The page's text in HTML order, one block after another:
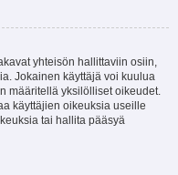
yhteisön hallittaviin osiin,
Jokainen käyttäjä voi kuulua
määritellä yksilölliset oikeudet.
käyttäjien oikeuksia useille
tai hallita pääsyä